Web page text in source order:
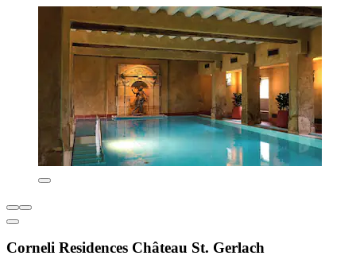
Corneli Residences Château St. Gerlach